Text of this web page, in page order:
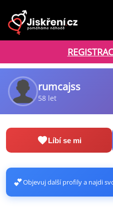
rumcajss
58 let
Líbí se mi
💕Objevuj další profily a najdi